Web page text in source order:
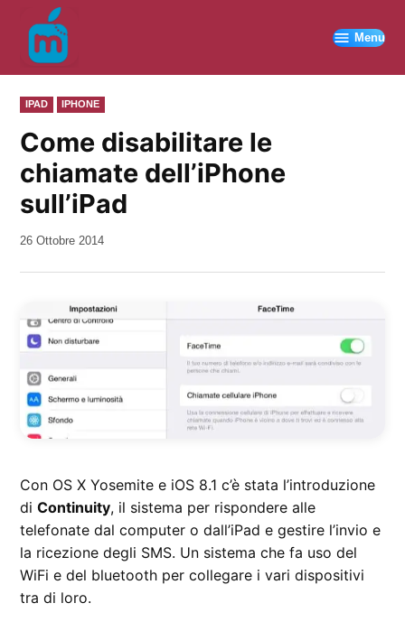
contenuto
Menu
PUBBLICATO
IN
IPAD IPHONE
Come disabilitare le
chiamate dell’iPhone
sull’iPad
da
26 Ottobre 2014
Con OS X Yosemite e iOS 8.1 c’è stata l’introduzione
diContinuity, il sistema per rispondere alle
telefonate dal computer o dall’iPad e gestire l’invio e
la ricezione degli SMS. Un sistema che fa uso del
WiFi e del bluetooth per collegare i vari dispositivi
tra di loro.